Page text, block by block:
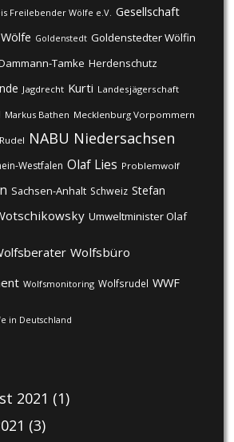
Freilebender Wölfe e.V. Gesellschaft
Goldenstedt Goldenstedter Wölfin
Tamke Herdenschutz
Jagdrecht Kurti Landesjägerschaft
Markus Bathen Mecklenburg Vorpommern
NABU Niedersachsen
Westfalen Olaf Lies Problemwolf
Sachsen-Anhalt Schweiz Stefan
Umweltminister Olaf
Wolfsbüro
Wolfsmonitoring Wolfsrudel WWF
in Deutschland
2021 (1)
(3)